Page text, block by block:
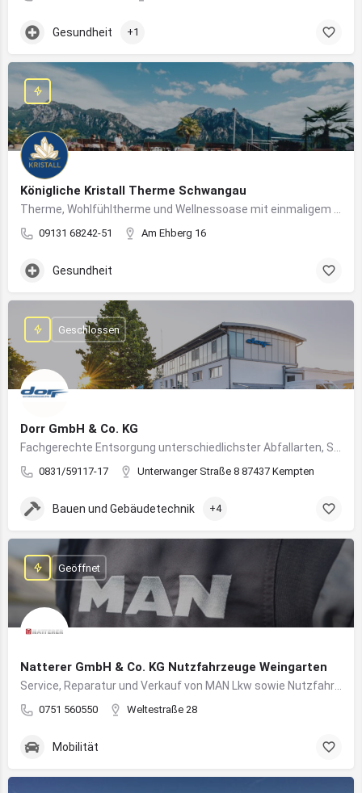
Gesundheit +1
Königliche Kristall Therme Schwangau
09131 68242-51 Am Ehberg 16
Gesundheit
Dorr GmbH & Co. KG
0831/59117-17 Unterwanger Straße 8 87437 Kempten
Geschlossen
Bauen und Gebäudetechnik +4
Natterer GmbH & Co. KG Nutzfahrzeuge Weingarten
0751 560550 Weltestraße 28
Geöffnet
Mobilität